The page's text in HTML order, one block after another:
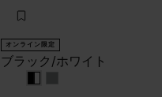
オンライン限定
ブラック/ホワイト
ブラック/ホワイト
ブラック/ホワイト
ブラック/ホワイト